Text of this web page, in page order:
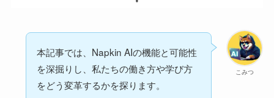
こみつ
本記事では、Napkin AIの機能と可能性
を深掘りし、私たちの働き方や学び方
をどう変革するかを探ります。